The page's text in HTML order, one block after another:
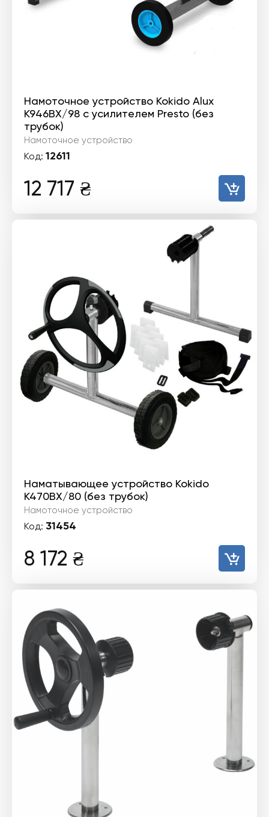
Намоточное устройство Kokido Alux
K946BX/98 с усилителем Presto (без
трубок)
Намоточное устройство
Код: 12611
12 717 ₴
Наматывающее устройство Kokido
K470BX/80 (без трубок)
Намоточное устройство
Код: 31454
8 172 ₴